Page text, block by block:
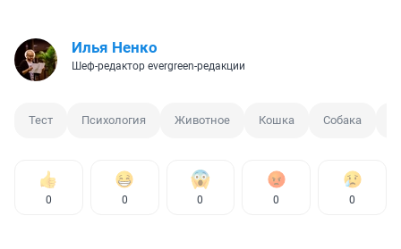
Илья Ненко
Шеф-редактор evergreen-редакции
Тест Психология Животное Кошка Собака
0 0 0 0 0